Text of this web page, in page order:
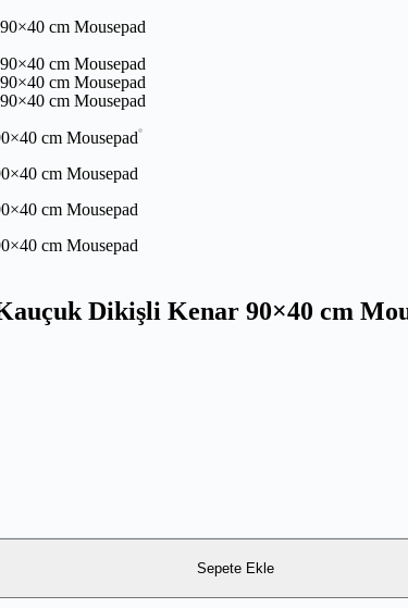
Dikişli Kenar 90×40 cm
Sepete Ekle